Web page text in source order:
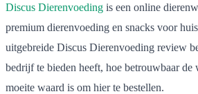
Discus Dierenvoeding is een online
premium dierenvoeding en snacks voor
uitgebreide Discus Dierenvoeding review
bedrijf te bieden heeft, hoe betrouwbaar de
moeite waard is om hier te bestellen.